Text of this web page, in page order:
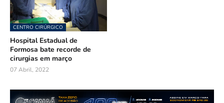
CENTRO CIRÚRGICO
Hospital Estadual de
Formosa bate recorde de
cirurgias em março
07 Abril, 2022